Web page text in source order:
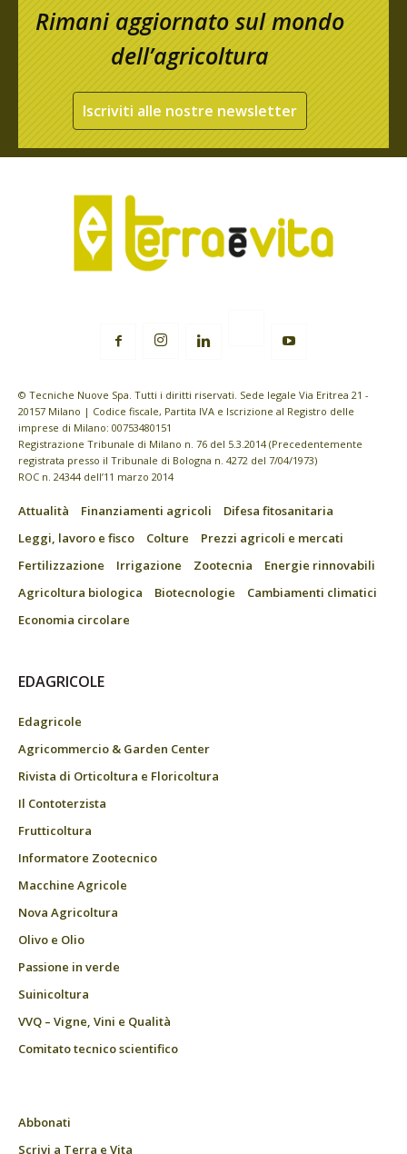
Rimani aggiornato sul mondo
dell’agricoltura
Iscriviti alle nostre newsletter
© Tecniche Nuove Spa. Tutti i diritti riservati. Sede legale Via Eritrea 21 -
20157 Milano | Codice fiscale, Partita IVA e Iscrizione al Registro delle
imprese di Milano: 00753480151
Registrazione Tribunale di Milano n. 76 del 5.3.2014 (Precedentemente
registrata presso il Tribunale di Bologna n. 4272 del 7/04/1973)
ROC n. 24344 dell’11 marzo 2014
Attualità Finanziamenti agricoli
Difesa fitosanitaria
Leggi, lavoro e fisco
Colture
Prezzi agricoli e mercati
Fertilizzazione
Irrigazione Zootecnia
Energie rinnovabili
Agricoltura biologica
Biotecnologie
Cambiamenti climatici
Economia circolare
EDAGRICOLE
Edagricole
Agricommercio & Garden Center
Rivista di Orticoltura e Floricoltura
Il Contoterzista
Frutticoltura
Informatore Zootecnico
Macchine Agricole
Nova Agricoltura
Olivo e Olio
Passione in verde
Suinicoltura
VVQ – Vigne, Vini e Qualità
Comitato tecnico scientifico
Abbonati
Scrivi a Terra e Vita